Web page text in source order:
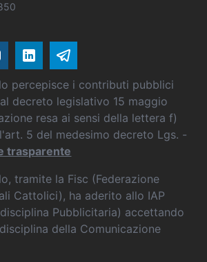
percepisce i contributi pubblici
decreto legislativo 15 maggio
resa ai sensi della lettera f)
5 del medesimo decreto Lgs. -
trasparente
tramite la Fisc (Federazione
Cattolici), ha aderito allo IAP
Pubblicitaria) accettando
della Comunicazione